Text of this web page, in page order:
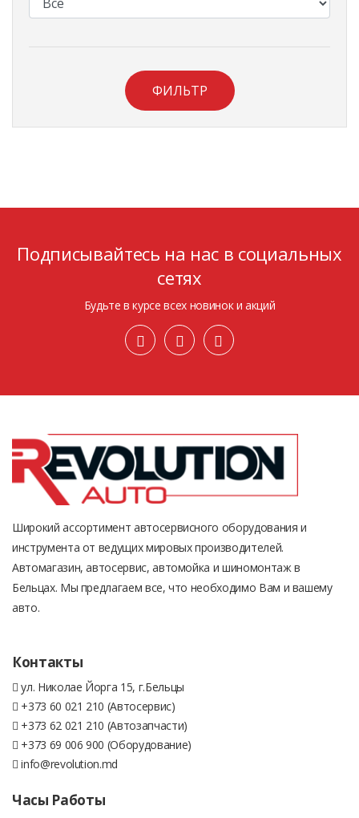
ФИЛЬТР
Подписывайтесь на нас в социальных
сетях
Будьте в курсе всех новинок и акций
Широкий ассортимент автосервисного оборудования и
инструмента от ведущих мировых производителей.
Автомагазин, автосервис, автомойка и шиномонтаж в
Бельцах. Мы предлагаем все, что необходимо Вам и вашему
авто.
Контакты
ул. Николае Йорга 15, г.Бельцы
+373 60 021 210 (Автосервис)
+373 62 021 210 (Автозапчасти)
+373 69 006 900 (Оборудование)
info@revolution.md
Часы Работы